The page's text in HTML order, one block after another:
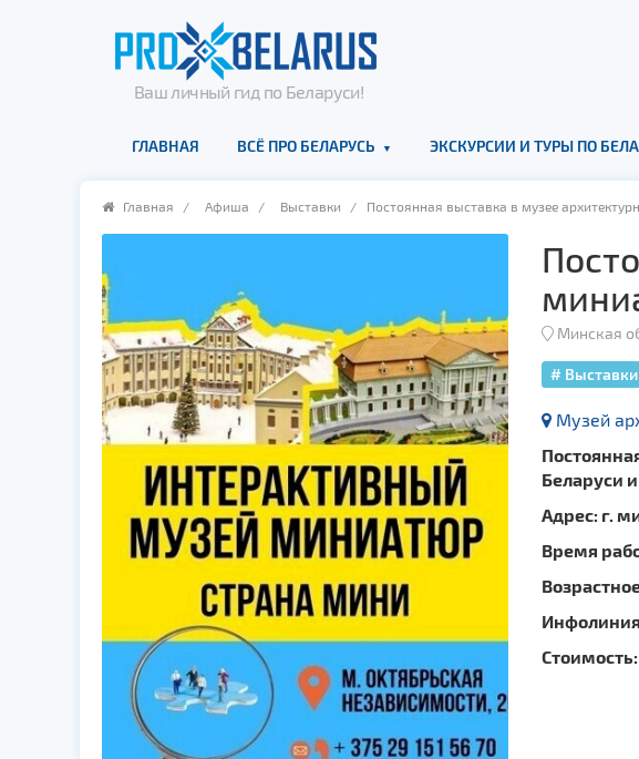
Ваш личный гид по Беларуси!
ГЛАВНАЯ ВСЁ ПРО БЕЛАРУСЬ ЭКСКУРСИИ И ТУРЫ ПО
Главная / Афиша / Выставки / Постоянная выставка в музее
Минская
# Выставки
Музей
Беларуси
Адрес: г.
Время
Стоимость: